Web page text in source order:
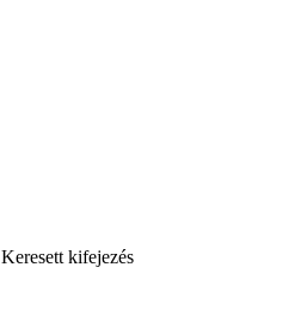
Keresett kifejezés